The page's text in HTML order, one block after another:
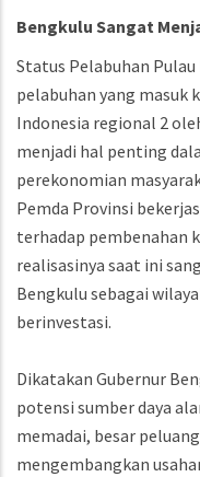
Bengkulu Sangat
Status Pelabuhan
pelabuhan yang masuk
Indonesia regional 2
menjadi hal penting
perekonomian
Pemda Provinsi
terhadap pembenahan
realisasinya saat ini
Bengkulu sebagai
berinvestasi.
Dikatakan Gubernur
potensi sumber daya
memadai, besar
mengembangkan